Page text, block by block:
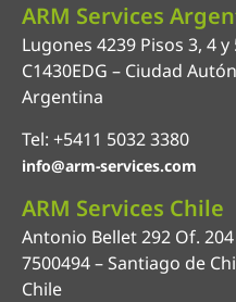
ARM Services
Lugones 4239 Pisos 3, 4 y
C1430EDG – Ciudad
Argentina
Tel: +5411 5032 3380
info@arm-services.com
ARM Services Chile
Antonio Bellet 292 Of. 204
7500494 – Santiago de
Chile